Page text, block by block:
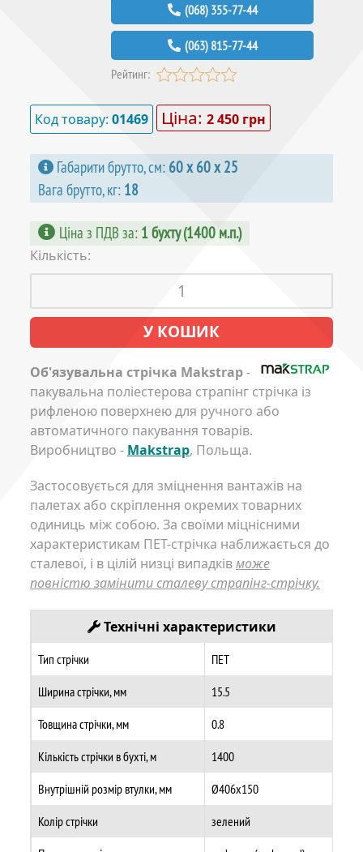
(068) 355-77-44
(063) 815-77-44
Рейтинг:
Код товару: 01469 Ціна: 2 450 грн
Габарити брутто, см: 60 х 60 х 25
Вага брутто, кг: 18
Ціна з ПДВ за: 1 бухту (1400 м.п.)
Кількість:
Об'язувальна стрічка Makstrap-
пакувальна поліестерова страпінг стрічка із
рифленою поверхнею для ручного або
автоматичного пакування товарів.
Виробництво - Makstrap, Польща.
Застосовується для зміцнення вантажів на
палетах або скріплення окремих товарних
одиниць між собою. За своїми міцнісними
характеристикам ПЕТ-стрічка наближається до
сталевої, і в цілій низці випадківможе
повністю замінити сталеву страпінг-стрічку.
Технічні характеристики
Тип стрічки
ПЕТ
Ширина стрічки, мм
15.5
Товщина стрічки, мм
0.8
Кількість стрічки в бухті, м
1400
Внутрішній розмір втулки, мм
Ø406х150
Колір стрічки
зелений